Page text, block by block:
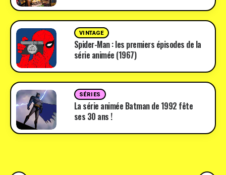
VINTAGE
Spider-Man : les premiers épisodes de la
série animée (1967)
SÉRIES
La série animée Batman de 1992 fête
ses 30 ans !